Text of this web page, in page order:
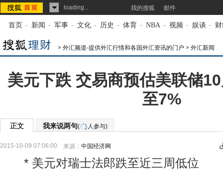
loading... 我的搜狐 邮件
首页 - 新闻 - 军事 - 文化 - 历史 - 体育 - NBA - 视频 - 娱谈 -
> 外汇频道-提供外汇行情和各国外汇资讯的门户 > 外汇新闻
美元下跌 交易商预估美联储
至7%
正文 我来说两句( 人参与)
2015-10-09 07:06:00 来源： 中国经济网
* 美元对瑞士法郎跌至近三周低位